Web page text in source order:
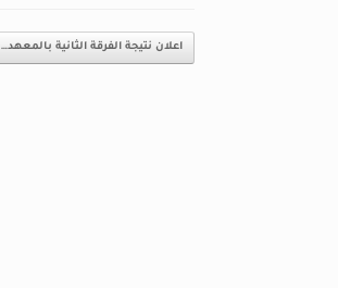
Post navigation
اعلان نتيجة الفرقة الثانية بالمعهد…